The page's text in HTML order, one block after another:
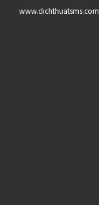
www.dichthuatsms.com